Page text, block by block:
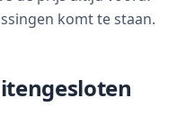
komt te staan.